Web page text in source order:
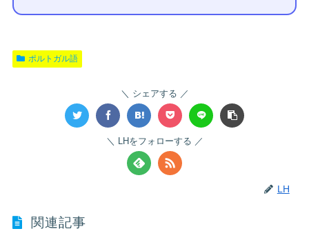
ポルトガル語
シェアする
LHをフォローする
LH
関連記事